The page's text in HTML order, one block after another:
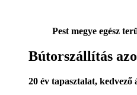
Pest megye egész
Bútorszállítás
20 év tapasztalat, kedvező